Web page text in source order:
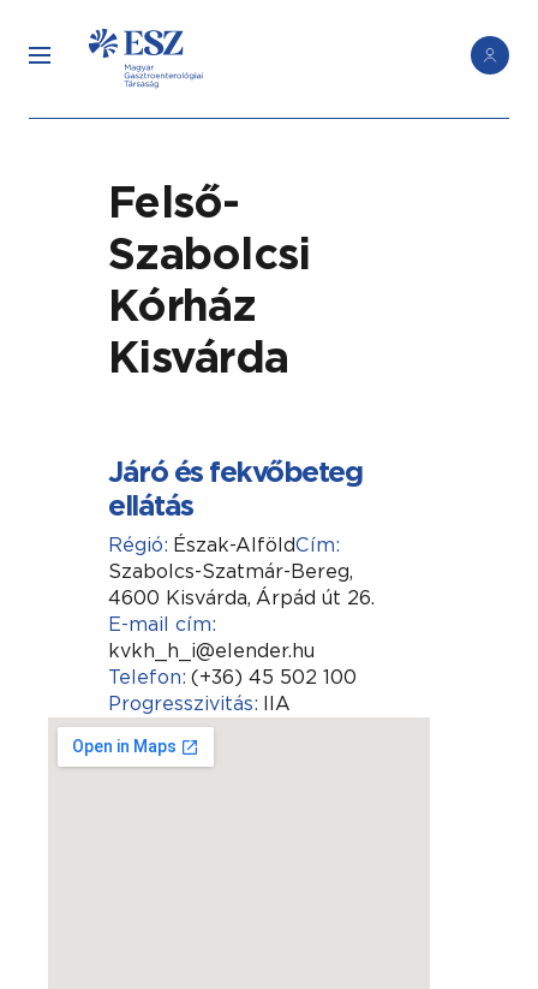
Felső-
Szabolcsi
Kórház
Kisvárda
Járó és fekvőbeteg
ellátás
Régió: Észak-AlföldCím:
Szabolcs-Szatmár-Bereg,
4600 Kisvárda, Árpád út 26.
E-mail cím:
kvkh_h_i@elender.hu
Telefon: (+36) 45 502 100
Progresszivitás: IIA